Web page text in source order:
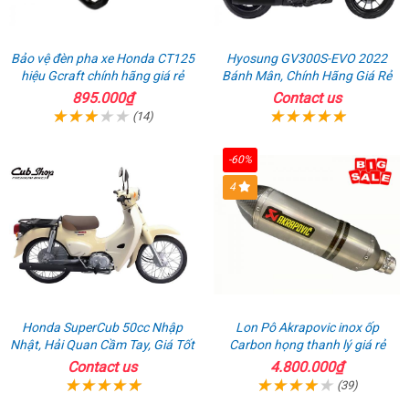
Bảo vệ đèn pha xe Honda CT125
hiệu Gcraft chính hãng giá rẻ
895.000₫
(14)
Hyosung GV300S-EVO 2022
Bánh Mân, Chính Hãng Giá Rẻ
Contact us
Honda SuperCub 50cc Nhập
Nhật, Hải Quan Cầm Tay, Giá Tốt
Contact us
-60%
4
Lon Pô Akrapovic inox ốp
Carbon họng thanh lý giá rẻ
4.800.000₫
(39)